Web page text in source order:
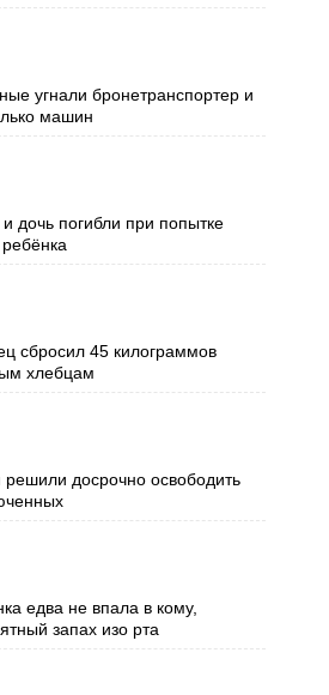
угнали бронетранспортер и
машин
дочь погибли при попытке
сбросил 45 килограммов
хлебцам
решили досрочно освободить
едва не впала в кому,
запах изо рта